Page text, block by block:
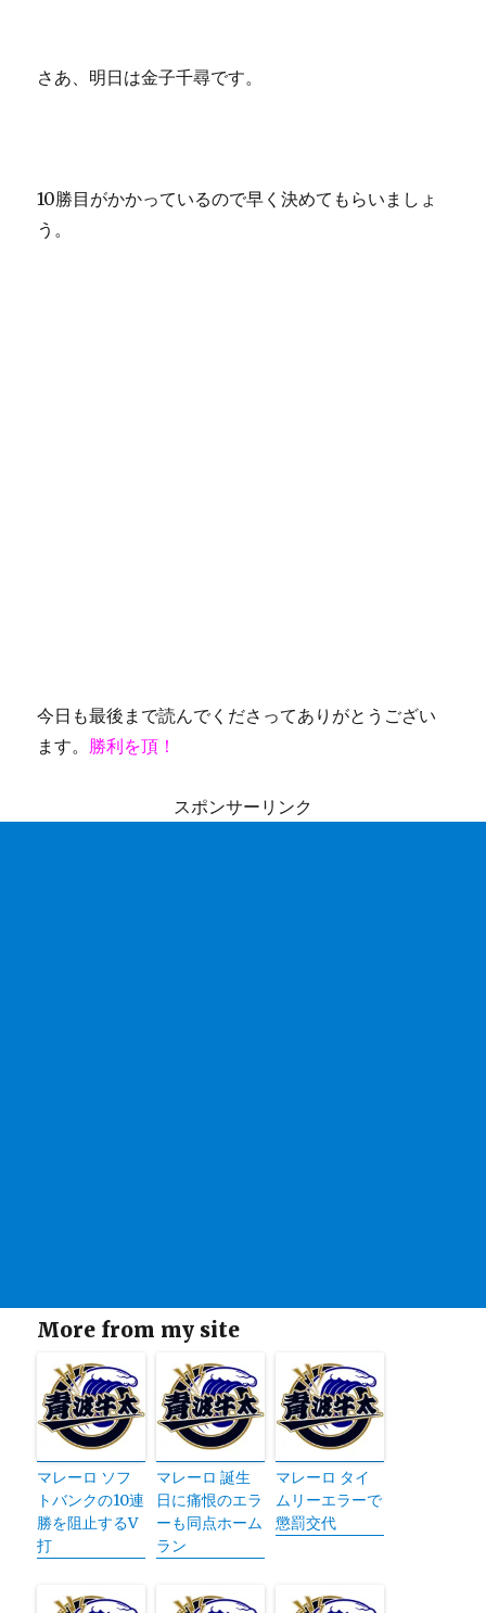
さあ、明日は金子千尋です。
10勝目がかかっているので早く決めてもらいましょ
う。
今日も最後まで読んでくださってありがとうござい
ます。 勝利を頂！
スポンサーリンク
More from my site
マレーロ ソフ
トバンクの10連
勝を阻止するV
打
マレーロ 誕生
日に痛恨のエラ
ーも同点ホーム
ラン
マレーロ タイ
ムリーエラーで
懲罰交代